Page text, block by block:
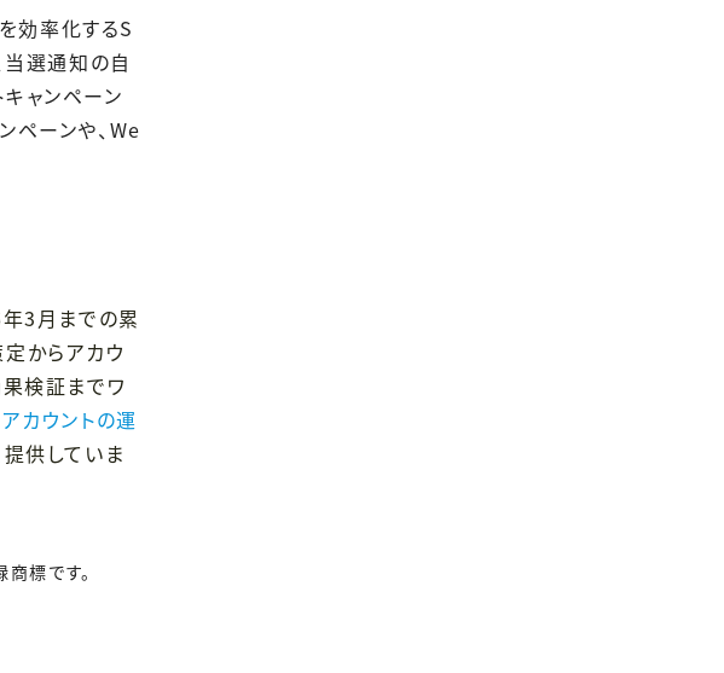
効率化するS
当選通知の自
ャンペーン
ペーンや、We
3月までの累
からアカウ
果検証までワ
カウントの運
提供していま
標です。